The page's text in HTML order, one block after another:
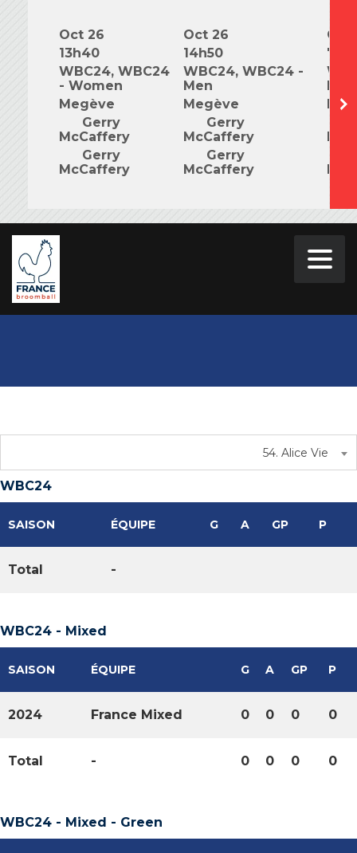
Oct 26
13h40
WBC24, WBC24
- Women
Megève
Gerry
McCaffery
Gerry
McCaffery
Oct 26
14h50
WBC24, WBC24 -
Men
Megève
Gerry
McCaffery
Gerry
McCaffery
Oct
54. Alice Vie
WBC24
SAISON ÉQUIPE G A GP P
Total -
WBC24 - Mixed
SAISON ÉQUIPE G A GP P
2024 France Mixed 0 0 0 0
Total - 0 0 0 0
WBC24 - Mixed - Green